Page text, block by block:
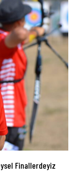
Finallerdeyiz